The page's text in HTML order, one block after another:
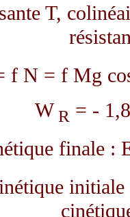
T,
f N = f Mg
W R = -
finale :